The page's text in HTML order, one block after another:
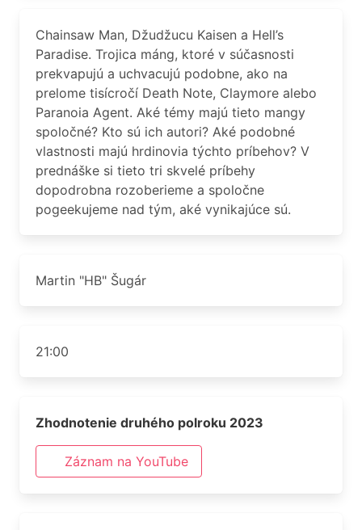
Chainsaw Man, Džudžucu Kaisen a Hell’s
Paradise. Trojica máng, ktoré v súčasnosti
prekvapujú a uchvacujú podobne, ako na
prelome tisícročí Death Note, Claymore alebo
Paranoia Agent. Aké témy majú tieto mangy
spoločné? Kto sú ich autori? Aké podobné
vlastnosti majú hrdinovia týchto príbehov? V
prednáške si tieto tri skvelé príbehy
dopodrobna rozoberieme a spoločne
pogeekujeme nad tým, aké vynikajúce sú.
Martin "HB" Šugár
21:00
Zhodnotenie druhého polroku 2023
Záznam na YouTube